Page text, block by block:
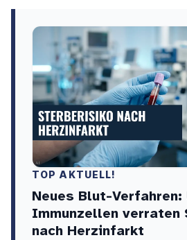
TOP AKTUELL!
Neues Blut-Verfahren:
Immunzellen verraten
nach Herzinfarkt